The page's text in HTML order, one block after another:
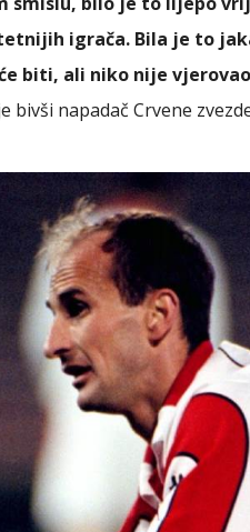
igrača. Bila je to
biti, ali niko nije
bivši napadač Crvene